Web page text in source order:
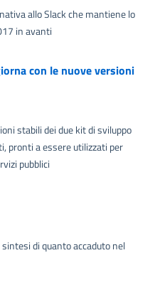
allo Slack che mantiene lo
in avanti
con le nuove versioni
stabili dei due kit di sviluppo
pronti a essere utilizzati per
pubblici
di quanto accaduto nel